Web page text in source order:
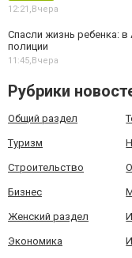
12:21,Вчера
Спасли жизнь ребенка: в
полиции
11:45,Вчера
Рубрики
Общий раздел
Туризм
Строительство
Бизнес
Женский раздел
Экономика